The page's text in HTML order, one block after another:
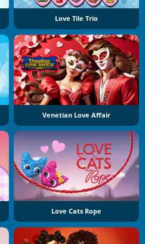
Love Tile Trio
Venetian Love Affair
Love Cats Rope